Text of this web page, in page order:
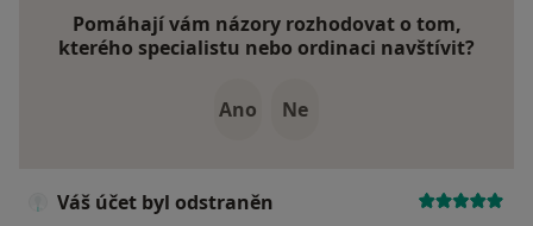
Pomáhají vám názory rozhodovat o tom,
kterého specialistu nebo ordinaci navštívit?
Ano Ne
Váš účet byl odstraněn